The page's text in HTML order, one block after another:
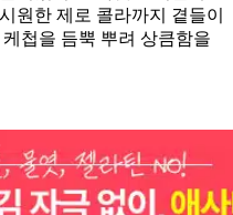
원한 제로 콜라까지 곁들이
첩을 듬뿍 뿌려 상큼함을